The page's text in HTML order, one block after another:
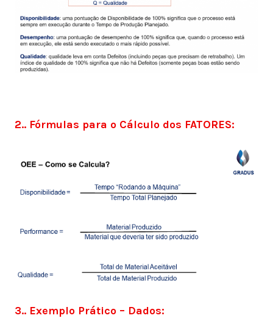
2.. Fórmulas para o Cálculo dos FATORES:
3.. Exemplo Prático – Dados: